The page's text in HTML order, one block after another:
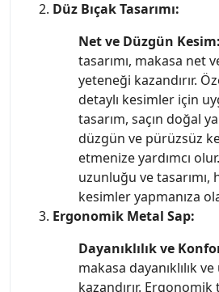
Düz Bıçak Tasarımı:
Net ve Düzgün Kesim:
tasarımı, makasa net
yeteneği kazandırır.
detaylı kesimler için
tasarım, saçın doğal
düzgün ve pürüzsüz
etmenize yardımcı
uzunluğu ve
kesimler yapmanıza
Ergonomik Metal Sap:
Dayanıklılık ve
makasa dayanıklılık
kazandırır. Ergonomik